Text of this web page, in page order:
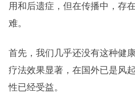
用和后遗症，但在传播中，存
难。
首先，我们几乎还没有这种健
疗法效果显著，在国外已是风
性已经受益。